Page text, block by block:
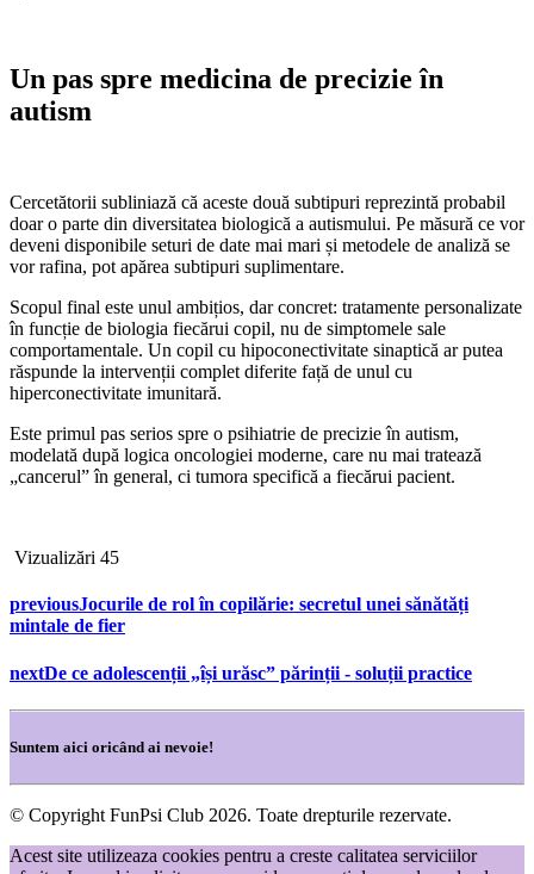
Un pas spre medicina de precizie în
autism
Cercetătorii subliniază că aceste două subtipuri reprezintă probabil
doar o parte din diversitatea biologică a autismului. Pe măsură ce vor
deveni disponibile seturi de date mai mari și metodele de analiză se
vor rafina, pot apărea subtipuri suplimentare.
Scopul final este unul ambițios, dar concret: tratamente personalizate
în funcție de biologia fiecărui copil, nu de simptomele sale
comportamentale. Un copil cu hipoconectivitate sinaptică ar putea
răspunde la intervenții complet diferite față de unul cu
hiperconectivitate imunitară.
Este primul pas serios spre o psihiatrie de precizie în autism,
modelată după logica oncologiei moderne, care nu mai tratează
„cancerul” în general, ci tumora specifică a fiecărui pacient.
Vizualizări 45
previousJocurile de rol în copilărie: secretul unei sănătăți
mintale de fier
nextDe ce adolescenții „își urăsc” părinții - soluții practice
Suntem aici oricând ai nevoie!
© Copyright FunPsi Club 2026. Toate drepturile rezervate.
Acest site utilizeaza cookies pentru a creste calitatea serviciilor